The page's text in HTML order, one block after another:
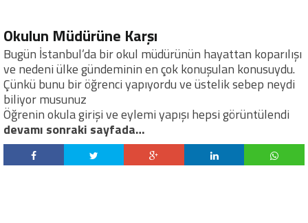
Okulun Müdürüne Karşı
Bugün İstanbul’da bir okul müdürünün hayattan koparılışı
ve nedeni ülke gündeminin en çok konuşulan konusuydu.
Çünkü bunu bir öğrenci yapıyordu ve üstelik sebep neydi
biliyor musunuz
Öğrenin okula girişi ve eylemi yapışı hepsi görüntülendi
devamı sonraki sayfada…